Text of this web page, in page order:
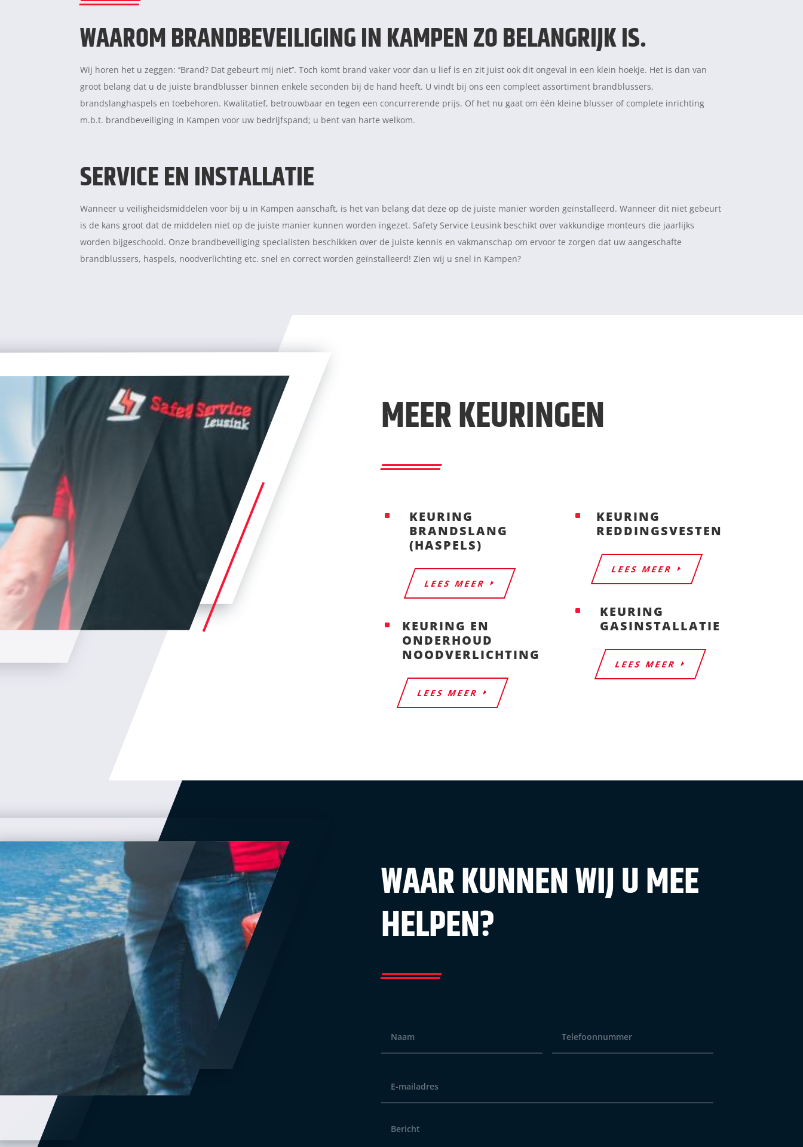
WAAROM BRANDBEVEILIGING IN KAMPEN ZO BELANGRIJK IS.
Wij horen het u zeggen: ‘’Brand? Dat gebeurt mij niet’’. Toch komt brand vaker voor dan u lief is en zit juist ook dit ongeval in een klein hoekje. Het is dan van
groot belang dat u de juiste brandblusser binnen enkele seconden bij de hand heeft. U vindt bij ons een compleet assortiment brandblussers,
brandslanghaspels en toebehoren. Kwalitatief, betrouwbaar en tegen een concurrerende prijs. Of het nu gaat om één kleine blusser of complete inrichting
m.b.t. brandbeveiliging in Kampen voor uw bedrijfspand; u bent van harte welkom.
SERVICE EN INSTALLATIE
Wanneer u veiligheidsmiddelen voor bij u in Kampen aanschaft, is het van belang dat deze op de juiste manier worden geïnstalleerd. Wanneer dit niet gebeurt
is de kans groot dat de middelen niet op de juiste manier kunnen worden ingezet. Safety Service Leusink beschikt over vakkundige monteurs die jaarlijks
worden bijgeschoold. Onze brandbeveiliging specialisten beschikken over de juiste kennis en vakmanschap om ervoor te zorgen dat uw aangeschafte
brandblussers, haspels, noodverlichting etc. snel en correct worden geïnstalleerd! Zien wij u snel in Kampen?
MEER KEURINGEN
^
KEURING
BRANDSLANG
(HASPELS)
LEES MEER
^
KEURING EN
ONDERHOUD
NOODVERLICHTING
LEES MEER
^
KEURING
REDDINGSVESTEN
LEES MEER
^
KEURING
GASINSTALLATIE
LEES MEER
WAAR KUNNEN WIJ U MEE
HELPEN?